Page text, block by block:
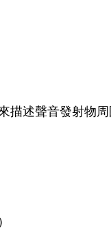
描述聲音發射物